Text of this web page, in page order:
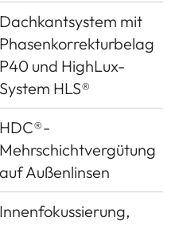
Dachkantsystem mit
Phasenkorrekturbelag
P40 und HighLux-
System HLS®
HDC®-
Mehrschichtvergütung
auf Außenlinsen
Innenfokussierung,